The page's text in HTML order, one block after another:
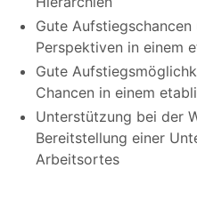
Gute
Perspektiven in einem
Gute
Chancen in einem
Unterstützung bei der
Bereitstellung einer
Arbeitsortes